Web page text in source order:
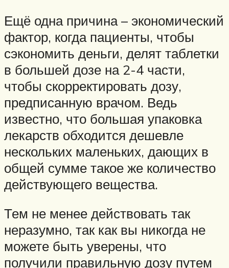
Ещё одна причина – экономический
фактор, когда пациенты, чтобы
сэкономить деньги, делят таблетки
в большей дозе на 2-4 части,
чтобы скорректировать дозу,
предписанную врачом. Ведь
известно, что большая упаковка
лекарств обходится дешевле
нескольких маленьких, дающих в
общей сумме такое же количество
действующего вещества.
Тем не менее действовать так
неразумно, так как вы никогда не
можете быть уверены, что
получили правильную дозу путем